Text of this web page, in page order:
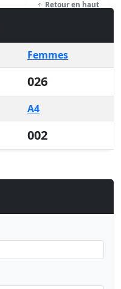
Retour en haut
Femmes
026
A4
002